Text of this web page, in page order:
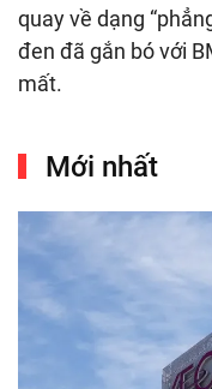
quay về dạng
đen đã gắn bó với
mất.
Mới nhất